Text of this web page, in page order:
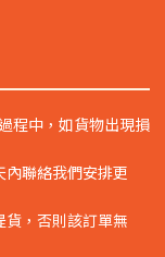
程中，如貨物出現損
聯絡我們安排更
，否則該訂單無